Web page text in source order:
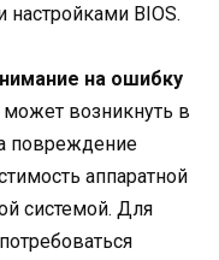
BIOS.
на ошибку
может возникнуть в
повреждение
аппаратной
системой. Для